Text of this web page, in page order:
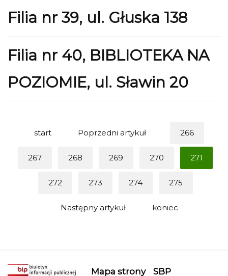
Filia nr 39, ul. Głuska 138
Filia nr 40, BIBLIOTEKA NA
POZIOMIE, ul. Sławin 20
start Poprzedni artykuł 266
267 268 269 270 271
272 273 274 275
Następny artykuł koniec
Mapa strony SBP